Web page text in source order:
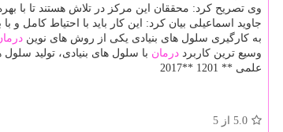
وی تصریح كرد: محققان این مركز در تلاش هستند تا با
جاوید اسماعیلی بیان كرد: این كار باید با احتیاط
به كارگیری سلول های بنیادی یكی از روش های نوین
وسیع ترین كاربرد درمان با سلول های بنیادی، تولید
علمی ** 1201 **2017
5.0 از 5